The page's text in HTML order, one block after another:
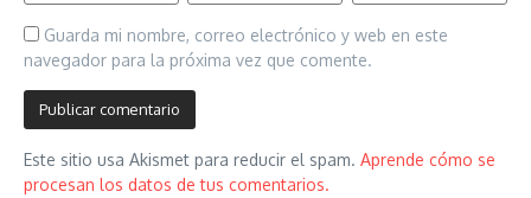
Guarda mi nombre, correo electrónico y web en este
navegador para la próxima vez que comente.
Este sitio usa Akismet para reducir el spam. Aprende cómo se
procesan los datos de tus comentarios.